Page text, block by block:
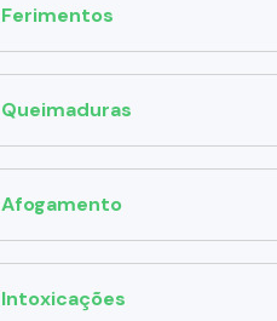
Ferimentos
Queimaduras
Afogamento
Intoxicações